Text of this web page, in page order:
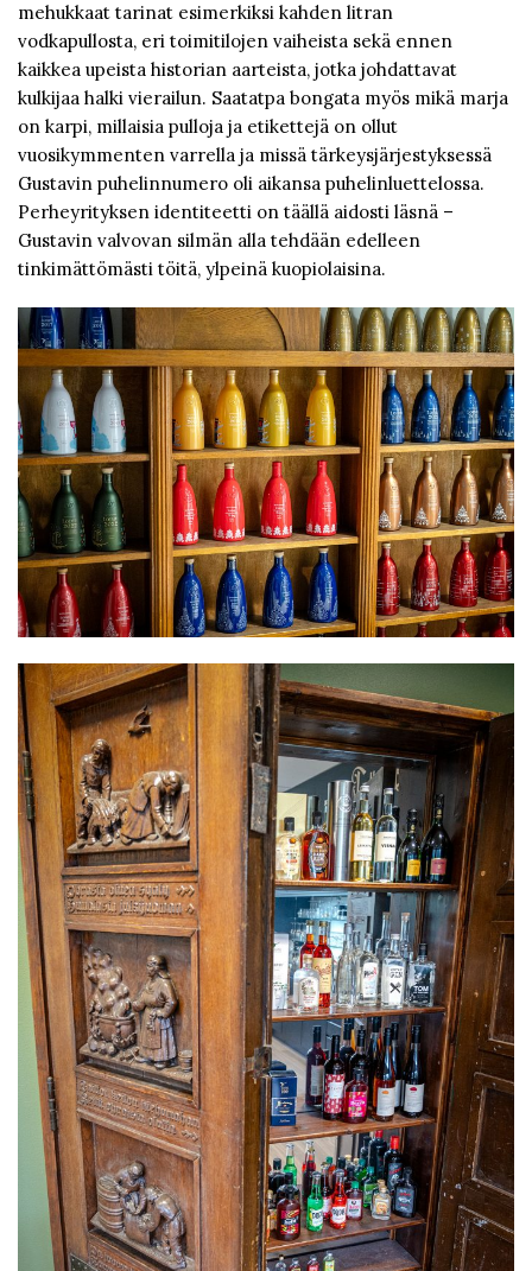
mehukkaat tarinat esimerkiksi kahden litran
vodkapullosta, eri toimitilojen vaiheista sekä ennen
kaikkea upeista historian aarteista, jotka johdattavat
kulkijaa halki vierailun. Saatatpa bongata myös mikä marja
on karpi, millaisia pulloja ja etikettejä on ollut
vuosikymmenten varrella ja missä tärkeysjärjestyksessä
Gustavin puhelinnumero oli aikansa puhelinluettelossa.
Perheyrityksen identiteetti on täällä aidosti läsnä –
Gustavin valvovan silmän alla tehdään edelleen
tinkimättömästi töitä, ylpeinä kuopiolaisina.